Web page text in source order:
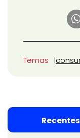
Temas
Recentes